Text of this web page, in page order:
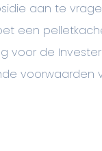
aan te
een
voor de
voorwaarden